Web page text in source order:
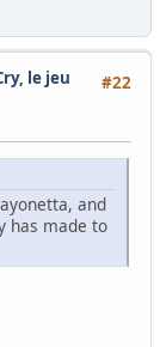
#22
le jeu
and
has made to